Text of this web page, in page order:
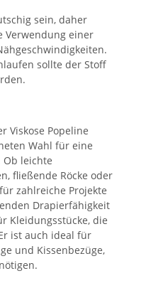
sein, daher
Verwendung einer
sollte der Stoff
Viskose Popeline
Wahl für eine
Ob leichte
fließende Röcke oder
zahlreiche Projekte
Drapierfähigkeit
Kleidungsstücke, die
ist auch ideal für
und Kissenbezüge,